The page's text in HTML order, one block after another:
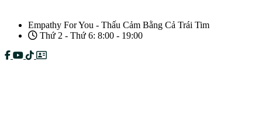
Empathy For You - Thấu Cảm Bằng Cả Trái Tim
Thứ 2 - Thứ 6: 8:00 - 19:00